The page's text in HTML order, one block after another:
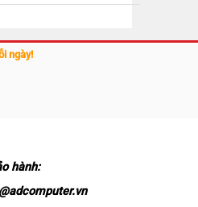
ngày!
hành: